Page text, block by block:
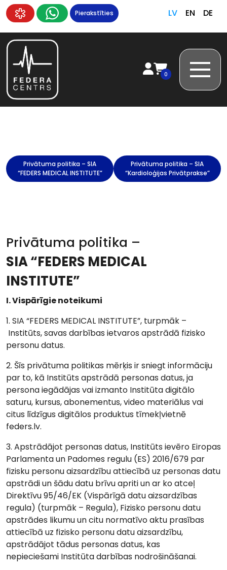
Pierakstīties LV EN DE
0
Privātuma politika – SIA
“FEDERS MEDICAL INSTITUTE”
Privātuma politika – SIA
“Kardioloģijas Privātprakse”
Privātuma politika –
SIA “FEDERS MEDICAL
INSTITUTE”
I. Vispārīgie noteikumi
1. SIA “FEDERS MEDICAL INSTITUTE”, turpmāk –
Institūts, savas darbības ietvaros apstrādā fizisko
personu datus.
2. Šīs privātuma politikas mērķis ir sniegt informāciju
par to, kā Institūts apstrādā personas datus, ja
persona iegādājas vai izmanto Institūta digitālo
saturu, kursus, abonementus, video materiālus vai
citus līdzīgus digitālos produktus tīmekļvietnē
feders.lv.
3. Apstrādājot personas datus, Institūts ievēro Eiropas
Parlamenta un Padomes regulu (ES) 2016/679 par
fizisku personu aizsardzību attiecībā uz personas datu
apstrādi un šādu datu brīvu apriti un ar ko atceļ
Direktīvu 95/46/EK (Vispārīgā datu aizsardzības
regula) (turpmāk – Regula), Fizisko personu datu
apstrādes likumu un citu normatīvo aktu prasības
attiecībā uz fizisko personu datu aizsardzību,
apstrādājot tādus personas datus, kas
nepieciešami Institūta darbības nodrošināšanai.